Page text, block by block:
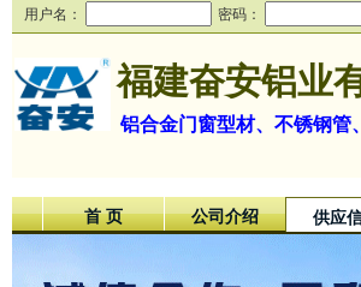
用户名： 密码：
福建奋安铝业
铝合金门窗型材、不锈钢管
首 页 公司介绍 供应